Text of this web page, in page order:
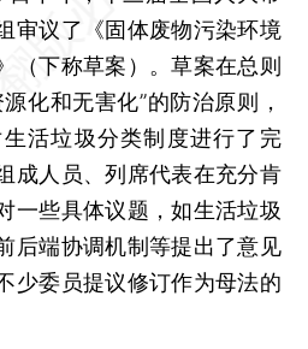
审议了《固体废物污染环境
（下称草案）。草案在总则
化和无害化”的防治原则，
活垃圾分类制度进行了完
成人员、列席代表在充分肯
一些具体议题，如生活垃圾
后端协调机制等提出了意见
少委员提议修订作为母法的